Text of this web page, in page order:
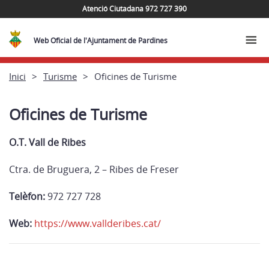
Atenció Ciutadana 972 727 390
Web Oficial de l'Ajuntament de Pardines
Inici Turisme Oficines de Turisme
Oficines de Turisme
O.T. Vall de Ribes
Ctra. de Bruguera, 2 – Ribes de Freser
Telèfon:972 727 728
Web: https://www.vallderibes.cat/